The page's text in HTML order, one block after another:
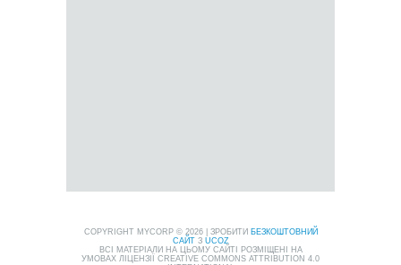
COPYRIGHT MYCORP © 2026| ЗРОБИТИ БЕЗКОШТОВНИЙ
САЙТЗ UCOZ
ВСІ МАТЕРІАЛИ НА ЦЬОМУ САЙТІ РОЗМІЩЕНІ НА
УМОВАХ ЛІЦЕНЗІЇ CREATIVE COMMONS ATTRIBUTION 4.0